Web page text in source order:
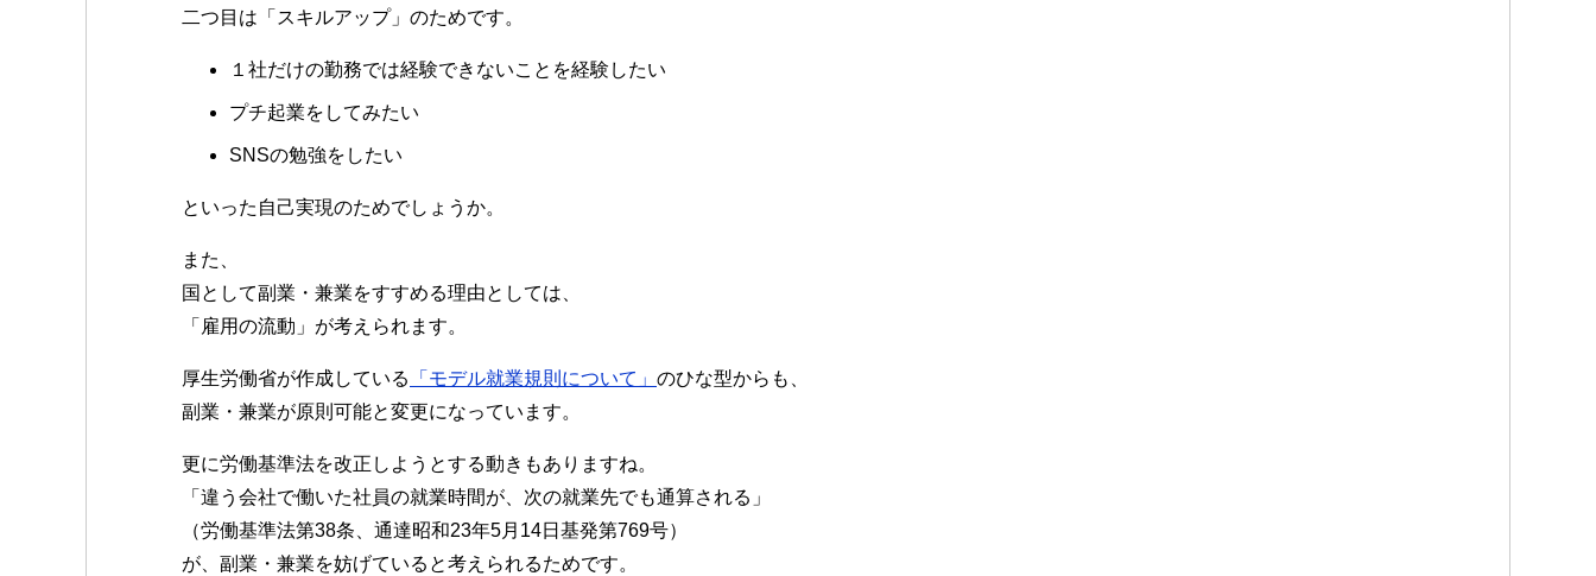
二つ目は「スキルアップ」のためです。
１社だけの勤務では経験できないことを経験したい
プチ起業をしてみたい
SNSの勉強をしたい
といった自己実現のためでしょうか。
また、
国として副業・兼業をすすめる理由としては、
「雇用の流動」が考えられます。
厚生労働省が作成している 「モデル就業規則について」 のひな型からも、
副業・兼業が原則可能と変更になっています。
更に労働基準法を改正しようとする動きもありますね。
「違う会社で働いた社員の就業時間が、次の就業先でも通算される」
（労働基準法第38条、通達昭和23年5月14日基発第769号）
が、副業・兼業を妨げていると考えられるためです。